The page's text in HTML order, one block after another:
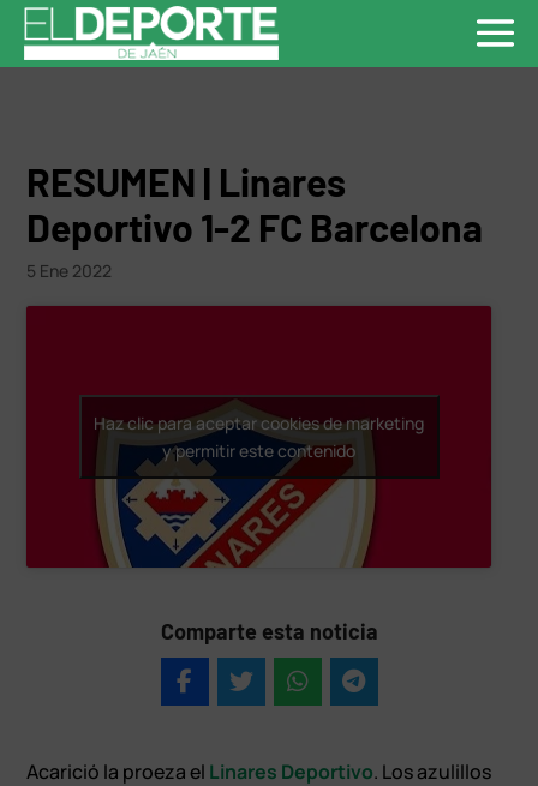
RESUMEN | Linares
Deportivo 1-2 FC Barcelona
5 Ene 2022
Haz clic para aceptar cookies de marketing
y permitir este contenido
Comparte esta noticia
Acarició la proeza el Linares Deportivo. Los azulillos